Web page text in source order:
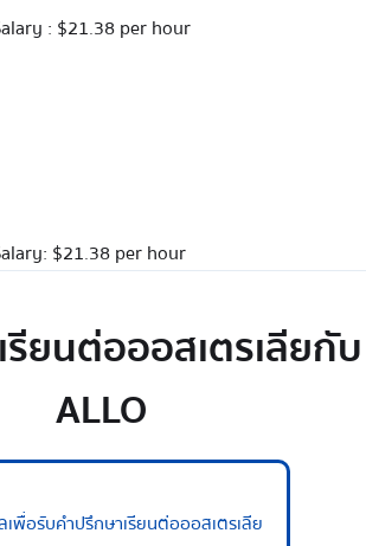
: $21.38 per hour
$21.38 per hour
ยนต่อออสเตรเลียกับ
ALLO
พื่อรับคำปรึกษาเรียนต่อออสเตรเลีย